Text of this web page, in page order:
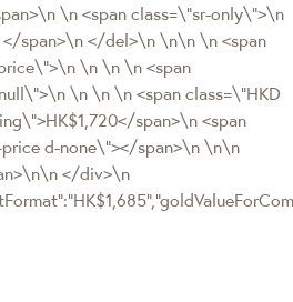
\n <span class=\"sr-only\">\n
span>\n </del>\n \n\n \n <span
\n \n \n <span
\n \n \n <span class=\"HKD
span>\n <span
d-none\"></span>\n \n\n
</div>\n